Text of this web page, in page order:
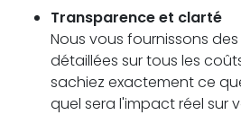
Transparence et clarté
Nous vous fournissons
détaillées sur tous les
sachiez exactement ce
quel sera l'impact réel sur